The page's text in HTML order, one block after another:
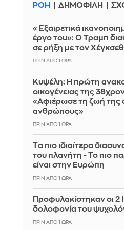
ΡΟΗ ΔΗΜΟΦΙΛΗ
«Εξαιρετικά
έργο του»: Ο Τραμπ
σε ρήξη με τον Χέγκσεθ
ΠΡΙΝ ΑΠΌ 1 ΏΡΑ
Κυψέλη: Η πρώτη
οικογένειας της
«Αφιέρωσε τη ζωή της
ανθρώπους»
ΠΡΙΝ ΑΠΌ 1 ΏΡΑ
Tα πιο ιδιαίτερα
του πλανήτη - Το πιο
είναι στην Ευρώπη
ΠΡΙΝ ΑΠΌ 1 ΏΡΑ
Προφυλακίστηκαν οι 2
δολοφονία του
ΠΡΙΝ ΑΠΌ 1 ΏΡΑ